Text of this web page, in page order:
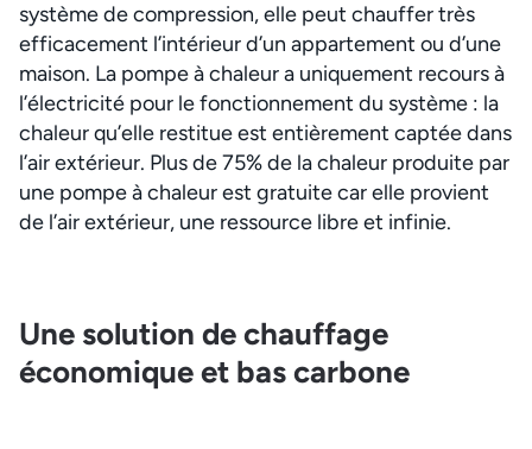
système de compression, elle peut chauffer très
efficacement l’intérieur d’un appartement ou d’une
maison. La pompe à chaleur a uniquement recours à
l’électricité pour le fonctionnement du système : la
chaleur qu’elle restitue est entièrement captée dans
l’air extérieur. Plus de 75% de la chaleur produite par
une pompe à chaleur est gratuite car elle provient
de l’air extérieur, une ressource libre et infinie.
Une solution de chauffage
économique et bas carbone